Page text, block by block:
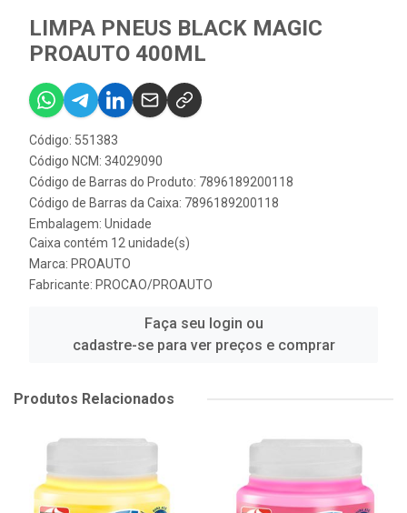
LIMPA PNEUS BLACK MAGIC
PROAUTO 400ML
Código: 551383
Código NCM: 34029090
Código de Barras do Produto: 7896189200118
Código de Barras da Caixa: 7896189200118
Embalagem: Unidade
Caixa contém 12 unidade(s)
Marca: PROAUTO
Fabricante: PROCAO/PROAUTO
Faça seu login ou
cadastre-se para ver preços e comprar
Produtos Relacionados